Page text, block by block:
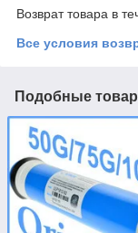
Возврат товара в
Все условия
Подобные